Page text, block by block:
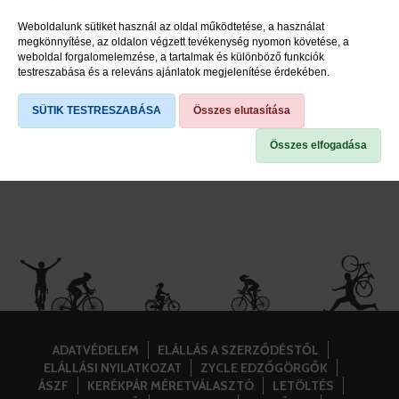
Weboldalunk sütiket használ az oldal működtetése, a használat
megkönnyítése, az oldalon végzett tevékenység nyomon követése, a
weboldal forgalomelemzése, a tartalmak és különböző funkciók
testreszabása és a releváns ajánlatok megjelenítése érdekében.
SÜTIK TESTRESZABÁSA Összes elutasítása
Összes elfogadása
Kulacstartók
Kulacs+kulacstartó szettek
ADATVÉDELEM
ELÁLLÁS A SZERZŐDÉSTŐL
ELÁLLÁSI NYILATKOZAT
ZYCLE EDZŐGÖRGŐK
ÁSZF
KERÉKPÁR MÉRETVÁLASZTÓ
LETÖLTÉS